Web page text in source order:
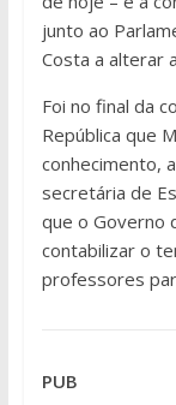
junto ao
Costa a alterar
Foi no final da
República que
conhecimento,
secretária de
que o Governo
contabilizar o
professores
PUB